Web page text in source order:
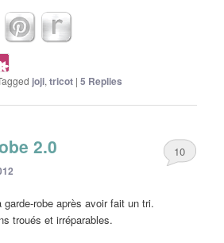
joji,tricot |5 Replies
2.0 10
robe après avoir fait un tri.
troués et irréparables.